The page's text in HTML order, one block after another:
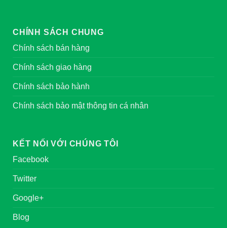
CHÍNH SÁCH CHUNG
Chính sách bán hàng
Chính sách giao hàng
Chính sách bảo hành
Chính sách bảo mật thông tin cá nhân
KẾT NỐI VỚI CHÚNG TÔI
Facebook
Twitter
Google+
Blog